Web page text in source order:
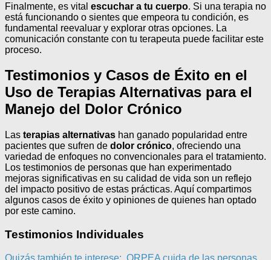
Finalmente, es vital escuchar a tu cuerpo. Si una terapia no
está funcionando o sientes que empeora tu condición, es
fundamental reevaluar y explorar otras opciones. La
comunicación constante con tu terapeuta puede facilitar este
proceso.
Testimonios y Casos de Éxito en el
Uso de Terapias Alternativas para el
Manejo del Dolor Crónico
Las terapias alternativas han ganado popularidad entre
pacientes que sufren de dolor crónico, ofreciendo una
variedad de enfoques no convencionales para el tratamiento.
Los testimonios de personas que han experimentado
mejoras significativas en su calidad de vida son un reflejo
del impacto positivo de estas prácticas. Aquí compartimos
algunos casos de éxito y opiniones de quienes han optado
por este camino.
Testimonios Individuales
Quizás también te interese: ORPEA cuida de las personas